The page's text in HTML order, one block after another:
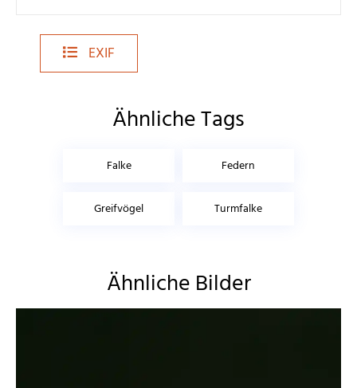
EXIF
Ähnliche Tags
Falke Federn
Greifvögel Turmfalke
Ähnliche Bilder